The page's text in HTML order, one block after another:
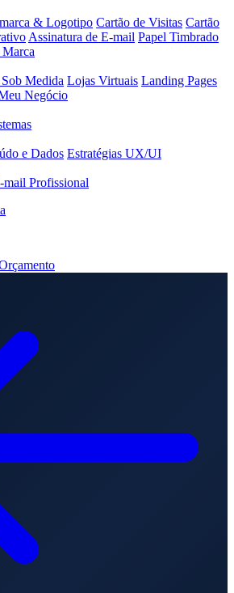
& Logotipo Cartão de Visitas Cartão
Assinatura de E-mail Papel Timbrado
Sob Medida Lojas Virtuais Landing Pages
Negócio
e Dados Estratégias UX/UI
mail Profissional